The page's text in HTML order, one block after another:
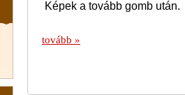
Képek a tovább gomb után.
tovább »